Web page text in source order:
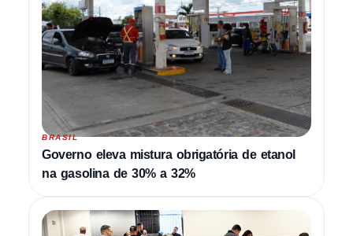
BRASIL
Governo eleva mistura obrigatória de etanol
na gasolina de 30% a 32%